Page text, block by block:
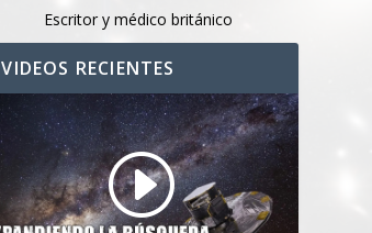
Escritor y médico británico
VIDEOS RECIENTES